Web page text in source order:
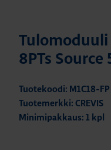
Tulomoduuli
8PTs Source
Tuotekoodi: M1C18-FP
Tuotemerkki: CREVIS
Minimipakkaus: 1 kpl